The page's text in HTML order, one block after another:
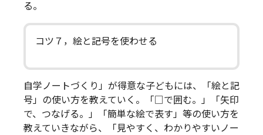
る。
コツ７，絵と記号を使わせる
自学ノートづくり」が得意な子どもには、「絵と記
号」の使い方を教えていく。「□で囲む。」「矢印
で、つなげる。」「簡単な絵で表す」等の使い方を
教えていきながら、「見やすく、わかりやすいノー